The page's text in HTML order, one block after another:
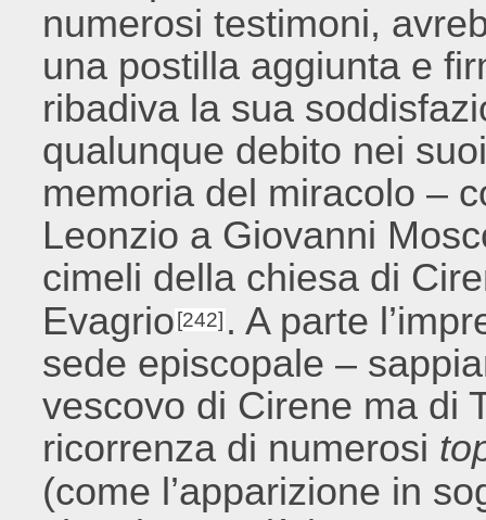
numerosi testimoni,
una postilla aggiunta e
ribadiva la sua
qualunque debito nei
memoria del miracolo –
Leonzio a Giovanni
cimeli della chiesa di
Evagrio [242] . A parte
sede episcopale –
vescovo di Cirene ma di
ricorrenza di numerosi
(come l’apparizione in